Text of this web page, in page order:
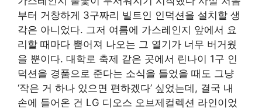
부터 거창하게 3구짜리 빌트인 인덕션을 설치할 생
각은 아니었다. 그저 여름에 가스레인지 앞에서 요
리할 때마다 뿜어져 나오는 그 열기가 너무 버거웠
을 뿐이다. 대학로 축제 같은 곳에서 린나이 1구 인
덕션을 경품으로 준다는 소식을 들었을 때도 그냥
‘작은 거 하나 있으면 편하겠다’ 싶었는데, 결국 내
손에 들어온 건 LG 디오스 오브제컬렉션 라인이었